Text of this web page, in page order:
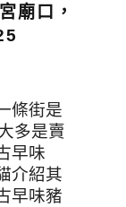
廟口，
條街是
多是賣
早味
介紹其
早味豬